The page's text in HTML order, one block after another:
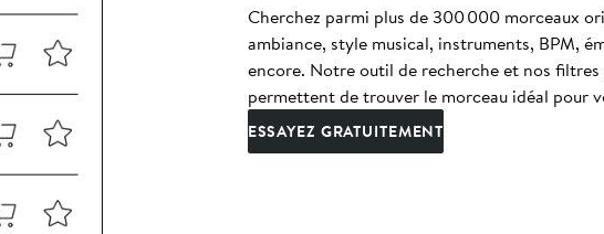
Cherchez parmi plus de 300 000 morceaux
ambiance, style musical, instruments, BPM,
encore. Notre outil de recherche et nos filtres
permettent de trouver le morceau idéal pour
ESSAYEZ GRATUITEMENT